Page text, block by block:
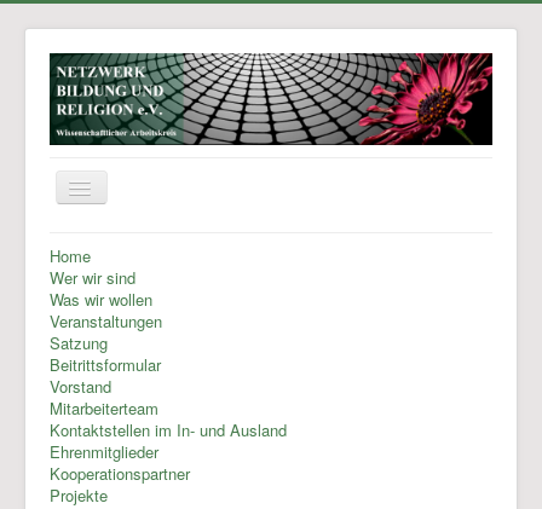
Links
Impressum
Login
Home
Wer wir sind
Was wir wollen
Veranstaltungen
Satzung
Beitrittsformular
Vorstand
Mitarbeiterteam
Kontaktstellen im In- und Ausland
Ehrenmitglieder
Kooperationspartner
Projekte